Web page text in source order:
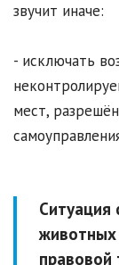
звучит иначе:
- исключать
мест,
Ситуация
животных
правовой